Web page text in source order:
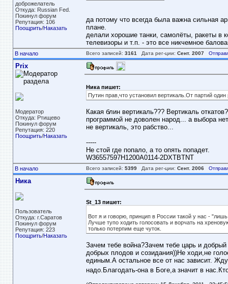
доброжелатель
Откуда: Russian Fed.
Покинул форум
Репутация: 106
Поощрить/Наказать
да потому что всегда была важна сильная
плане.
делали хорошие танки, самолёты, ракеты в
телевизоры и т.п. - это все никчемное
В начало Всего записей: 3161 Дата рег-ции: Сент. 2007
Prix
Модератор
Откуда: Ртищево
Покинул форум
Репутация: 220
Поощрить/Наказать
Ника пишет:
Путин прав,что установил вертикаль.От партий один
Какая блин вертикаль??? Вертикаль
программой не доволен народ... а выбора
не вертикаль, это рабство...
-----
Не стой где попало, а то опять попадет.
W36557597H1200A0114-2DXTBTNT
В начало Всего записей: 5399Дата рег-ции: Сент. 2006
Ника
Пользователь
Откуда: г.Саратов
Покинул форум
Репутация: 223
Поощрить/Наказать
St_13 пишет:
Вот я и говорю, принцип в России такой у нас -
Лучше тупо ходить голосовать и ворчать на
только потерпим еще чуток.
Зачем тебе война?Зачем тебе царь и
добрых плодов и созидания))Не ходи,не
единым.А остальное все от нас зависит.
надо.Благодать-она в Боге,а значит в